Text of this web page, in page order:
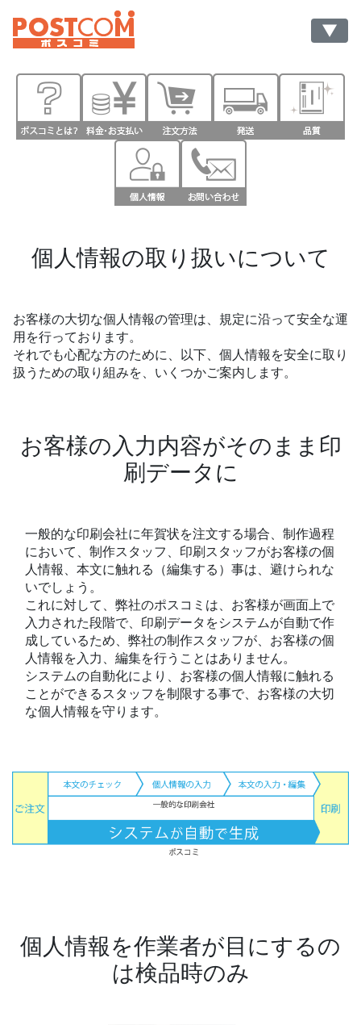
▼
個人情報の取り扱いについて
お客様の大切な個人情報の管理は、規定に沿って安全な運
用を行っております。
それでも心配な方のために、以下、個人情報を安全に取り
扱うための取り組みを、いくつかご案内します。
お客様の入力内容がそのまま印
刷データに
一般的な印刷会社に年賀状を注文する場合、制作過程
において、制作スタッフ、印刷スタッフがお客様の個
人情報、本文に触れる（編集する）事は、避けられな
いでしょう。
これに対して、弊社のポスコミは、お客様が画面上で
入力された段階で、印刷データをシステムが自動で作
成しているため、弊社の制作スタッフが、お客様の個
人情報を入力、編集を行うことはありません。
システムの自動化により、お客様の個人情報に触れる
ことができるスタッフを制限する事で、お客様の大切
な個人情報を守ります。
個人情報を作業者が目にするの
は検品時のみ